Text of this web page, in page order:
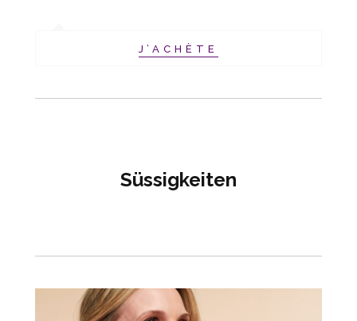
J’ACHÈTE
Süssigkeiten